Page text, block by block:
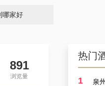
哪家好
891
浏览量
热门
1